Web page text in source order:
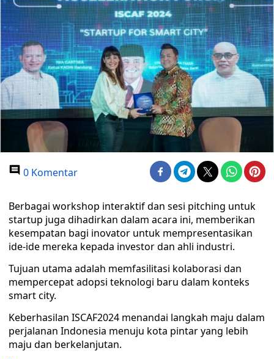
0 Komentar
Berbagai workshop interaktif dan sesi pitching untuk
startup juga dihadirkan dalam acara ini, memberikan
kesempatan bagi inovator untuk mempresentasikan
ide-ide mereka kepada investor dan ahli industri.
Tujuan utama adalah memfasilitasi kolaborasi dan
mempercepat adopsi teknologi baru dalam konteks
smart city.
Keberhasilan ISCAF2024 menandai langkah maju dalam
perjalanan Indonesia menuju kota pintar yang lebih
maju dan berkelanjutan.